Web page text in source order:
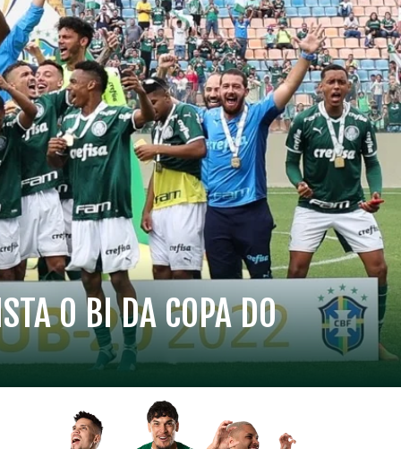
O BI DA COPA DO